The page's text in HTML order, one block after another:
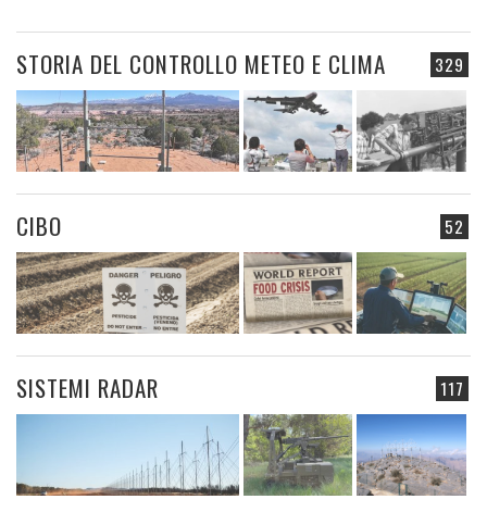
329
STORIA DEL CONTROLLO METEO E CLIMA
52
CIBO
117
SISTEMI RADAR